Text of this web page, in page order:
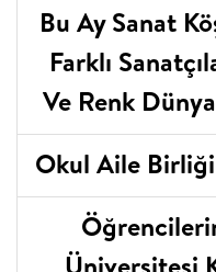
Bu Ay Sanat
Farklı
Ve Renk
Okul Aile